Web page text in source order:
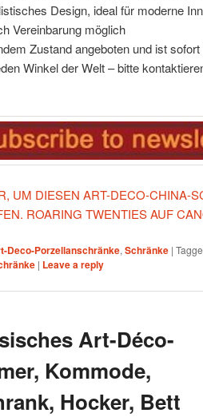
Design, ideal für moderne
Vereinbarung möglich
Zustand angeboten und ist
Winkel der Welt – bitte
UM DIESEN ART-DECO-CHINA-
ROARING TWENTIES AUF
Deco-Porzellanschränke, Schränke |
| Leave a reply
Art-Déco-
Kommode,
Hocker, Bett